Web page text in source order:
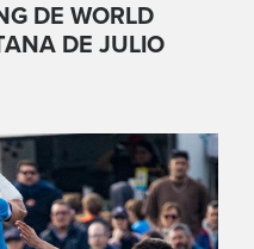
DE WORLD
DE JULIO